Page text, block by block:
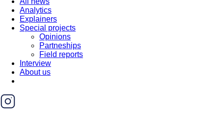
Analytics
Explainers
Special projects
Opinions
Partneships
Field reports
Interview
About us